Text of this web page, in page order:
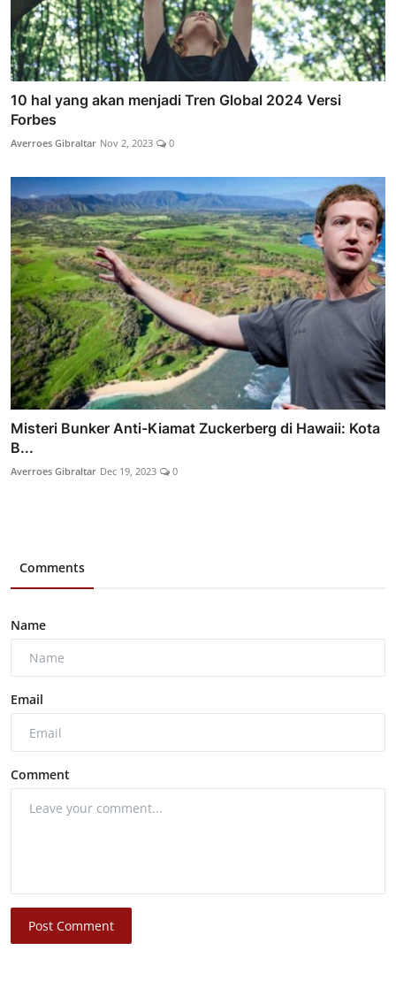
10 hal yang akan menjadi Tren Global 2024 Versi
Forbes
Averroes Gibraltar Nov 2, 2023 0
Misteri Bunker Anti-Kiamat Zuckerberg di Hawaii: Kota
B...
Averroes Gibraltar Dec 19, 2023 0
Comments
Name
Email
Comment
Post Comment